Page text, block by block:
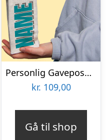
Personlig Gavepose til vin med Tekst
kr. 109,00
Gå til shop